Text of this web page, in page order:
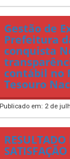
Gestão de
Prefeitura
conquista
contábil no
Tesouro
Publicado em: 2 de
RESULTADO